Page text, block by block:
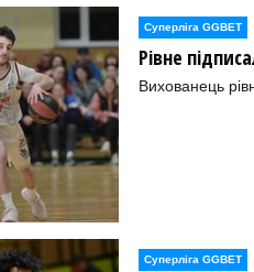
Суперліга GGBET
Рівне
Вихованець
Суперліга GGBET